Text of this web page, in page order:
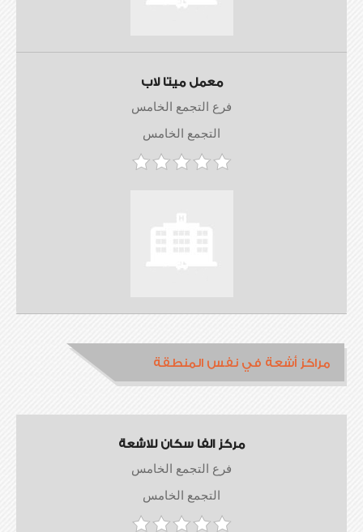
معمل ميتا لاب
فرع التجمع الخامس
التجمع الخامس
مراكز أشعة في نفس المنطقة
مركز الفا سكان للاشعة
فرع التجمع الخامس
التجمع الخامس